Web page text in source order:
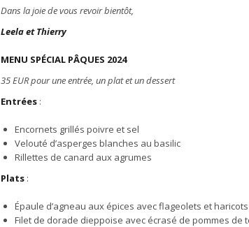
Dans la joie de vous revoir bientôt,
Leela et Thierry
MENU SPÉCIAL PÂQUES 2024
35 EUR pour une entrée, un plat et un dessert
Entrées :
Encornets grillés poivre et sel
Velouté d’asperges blanches au basilic
Rillettes de canard aux agrumes
Plats :
Épaule d’agneau aux épices avec flageolets et
Filet de dorade dieppoise avec écrasé de pommes de